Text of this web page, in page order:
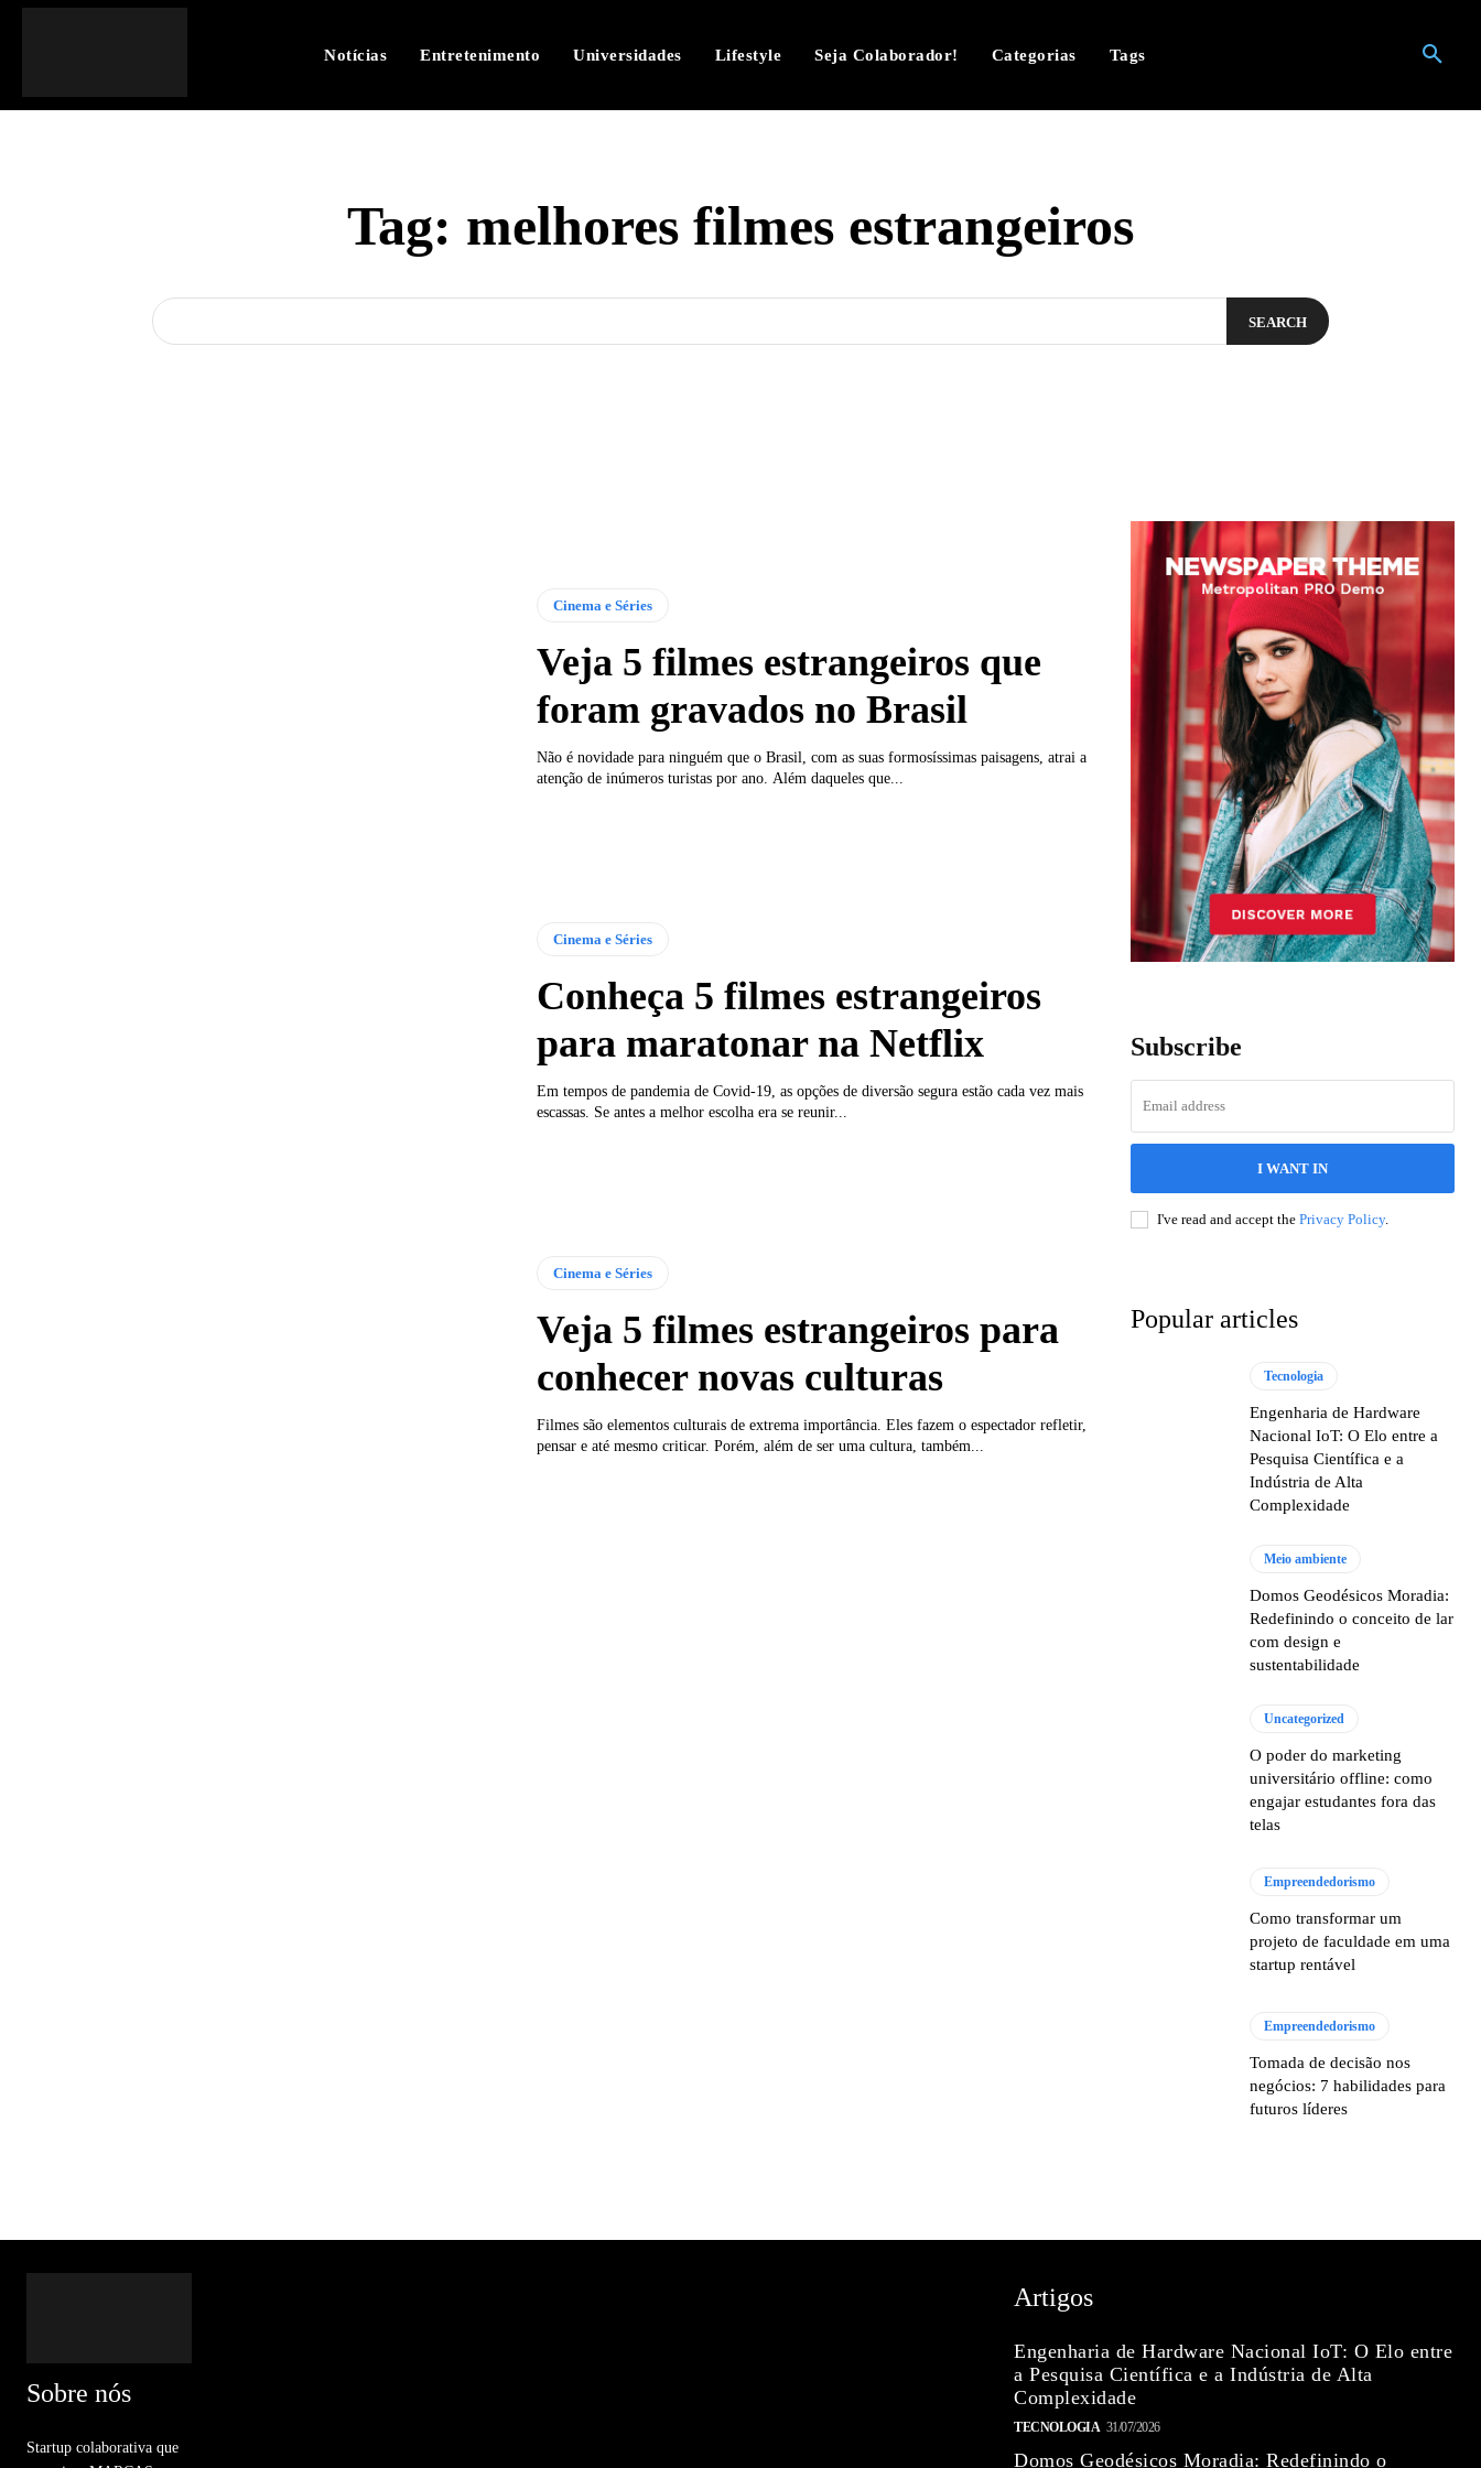
Notícias Entretenimento Universidades Lifestyle Seja Colaborador! Categorias Tags
Tag: melhores filmes estrangeiros
SEARCH
Cinema e Séries
Veja 5 filmes estrangeiros que
foram gravados no Brasil
Não é novidade para ninguém que o Brasil, com as suas formosíssimas paisagens, atrai a
atenção de inúmeros turistas por ano. Além daqueles que...
Cinema e Séries
Conheça 5 filmes estrangeiros
para maratonar na Netflix
Em tempos de pandemia de Covid-19, as opções de diversão segura estão cada vez mais
escassas. Se antes a melhor escolha era se reunir...
Cinema e Séries
Veja 5 filmes estrangeiros para
conhecer novas culturas
Filmes são elementos culturais de extrema importância. Eles fazem o espectador refletir,
pensar e até mesmo criticar. Porém, além de ser uma cultura, também...
Subscribe
I WANT IN
I've read and accept the Privacy Policy.
Popular articles
Tecnologia
Engenharia de Hardware
Nacional IoT: O Elo entre a
Pesquisa Científica e a
Indústria de Alta
Complexidade
Meio ambiente
Domos Geodésicos Moradia:
Redefinindo o conceito de lar
com design e
sustentabilidade
Uncategorized
O poder do marketing
universitário offline: como
engajar estudantes fora das
telas
Empreendedorismo
Como transformar um
projeto de faculdade em uma
startup rentável
Empreendedorismo
Tomada de decisão nos
negócios: 7 habilidades para
futuros líderes
Sobre nós
Startup colaborativa que
Artigos
Engenharia de Hardware Nacional IoT: O Elo entre
a Pesquisa Científica e a Indústria de Alta
Complexidade
TECNOLOGIA 31/07/2026
Domos Geodésicos Moradia: Redefinindo o